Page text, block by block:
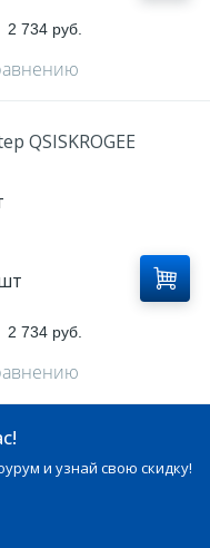
2 734 руб.
QSISKROGEE
2 734 руб.
и узнай свою скидку!